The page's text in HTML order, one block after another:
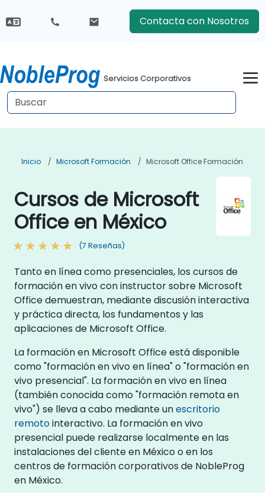
Contacta con Nosotros
Servicios Corporativos
Inicio Microsoft Formación Microsoft Office Formación
Cursos de Microsoft
Office en México
(7 Reseñas)
Tanto en línea como presenciales, los cursos de
formación en vivo con instructor sobre Microsoft
Office demuestran, mediante discusión interactiva
y práctica directa, los fundamentos y las
aplicaciones de Microsoft Office.
La formación en Microsoft Office está disponible
como "formación en vivo en línea" o "formación en
vivo presencial". La formación en vivo en línea
(también conocida como "formación remota en
vivo") se lleva a cabo mediante unescritorio
remotointeractivo. La formación en vivo
presencial puede realizarse localmente en las
instalaciones del cliente en México o en los
centros de formación corporativos de NobleProg
en México.